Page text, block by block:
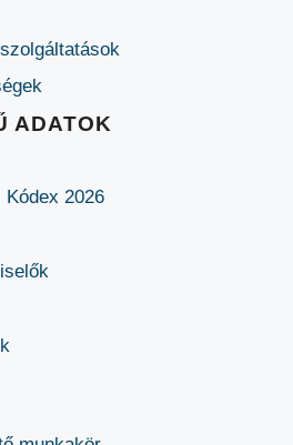
ADATOK
2026